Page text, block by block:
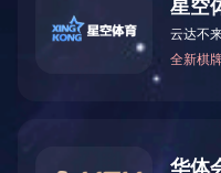
仓库一